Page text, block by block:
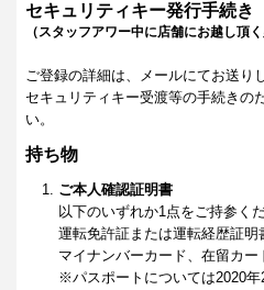
セキュリティキー発行手続き
（スタッフアワー中に店舗にお越し頂
ご登録の詳細は、メールにてお送り
セキュリティキー受渡等の手続きの
い。
持ち物
ご本人確認証明書
以下のいずれか1点をご持参くだ
運転免許証または運転経歴証明
マイナンバーカード、在留カ
※パスポートについては2020